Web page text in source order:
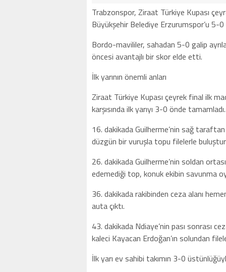
Trabzonspor, Ziraat Türkiye Kupası
Büyükşehir Belediye Erzurumspor’u 5-
Bordo-mavililer, sahadan 5-0 galip
öncesi avantajlı bir skor elde etti.
İlk yarının önemli anları
Ziraat Türkiye Kupası çeyrek final ilk
karşısında ilk yarıyı 3-0 önde tamamladı.
16. dakikada Guilherme’nin sağ
düzgün bir vuruşla topu filelerle
26. dakikada Guilherme’nin soldan
edemediği top, konuk ekibin savunma
36. dakikada rakibinden ceza alanı
auta çıktı.
43. dakikada Ndiaye’nin pası sonrası
kaleci Kayacan Erdoğan’ın solundan
İlk yarı ev sahibi takımın 3-0